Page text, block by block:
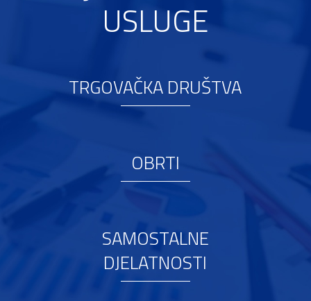
USLUGE
TRGOVAČKA DRUŠTVA
OBRTI
SAMOSTALNE
DJELATNOSTI